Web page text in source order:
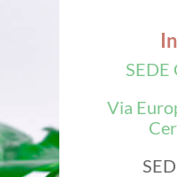
SEDE
Via